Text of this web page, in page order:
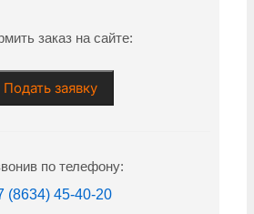
заказ на сайте:
Подать заявку
по телефону:
(8634) 45-40-20